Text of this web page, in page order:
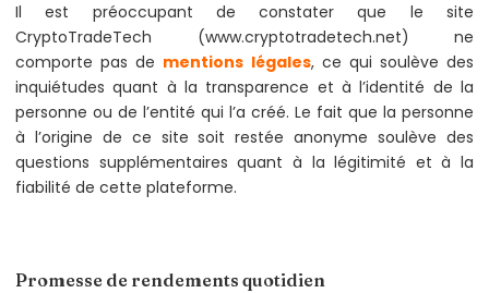
Il est préoccupant de constater que le site
CryptoTradeTech (www.cryptotradetech.net) ne
comporte pas de mentions légales, ce qui soulève des
inquiétudes quant à la transparence et à l’identité de la
personne ou de l’entité qui l’a créé. Le fait que la personne
à l’origine de ce site soit restée anonyme soulève des
questions supplémentaires quant à la légitimité et à la
fiabilité de cette plateforme.
Promesse de rendements quotidien